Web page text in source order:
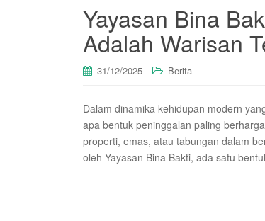
Yayasan Bina
Adalah Warisan
31/12/2025 Berita
Dalam dinamika kehidupan modern
apa bentuk peninggalan paling
properti, emas, atau tabungan dalam
oleh Yayasan Bina Bakti, ada satu